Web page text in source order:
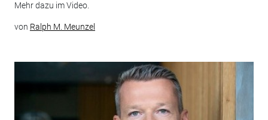
Mehr dazu im Video.
von Ralph M. Meunzel